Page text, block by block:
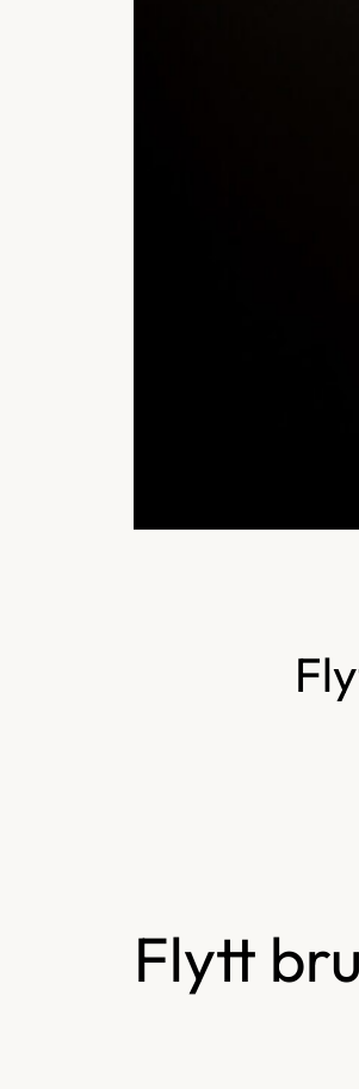
Flytt